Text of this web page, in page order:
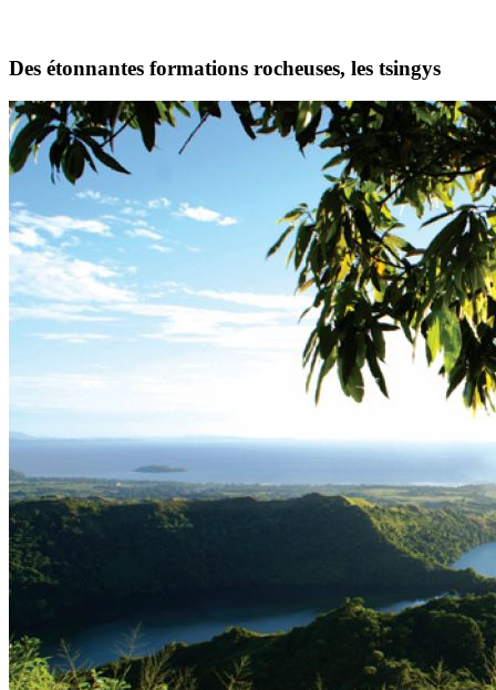
Des étonnantes formations rocheuses, les tsingys